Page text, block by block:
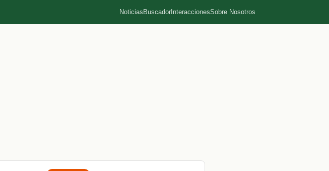
Noticias Buscador InteraccionesSobre Nosotros